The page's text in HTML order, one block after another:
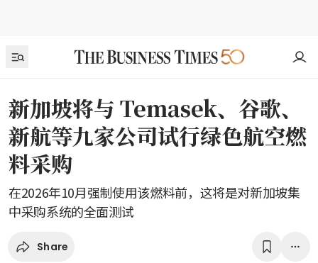
新加坡将与 Temasek、谷歌、
新航等九家公司试行绿色航空燃
料采购
在2026年10月强制使用该燃料前，这将是对新加坡集
中采购系统的全面测试
Share